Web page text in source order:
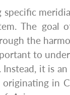
The goal
the
to
Instead, it is
originating in